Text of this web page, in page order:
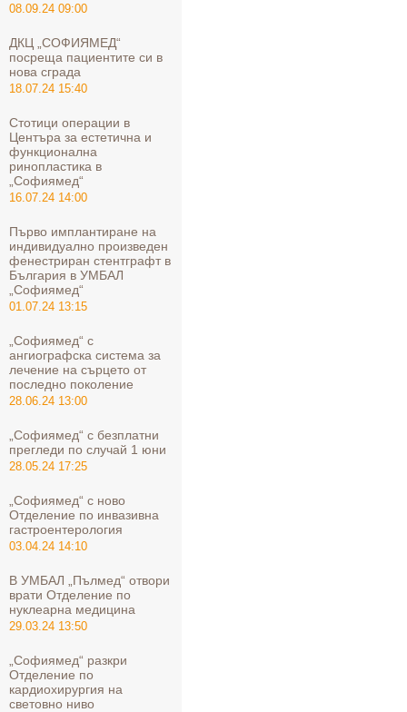
08.09.24 09:00
ДКЦ „СОФИЯМЕД“
посреща пациентите си в
нова сграда
18.07.24 15:40
Стотици операции в
Центъра за естетична и
функционална
ринопластика в
„Софиямед“
16.07.24 14:00
Първо имплантиране на
индивидуално произведен
фенестриран стентграфт в
България в УМБАЛ
„Софиямед“
01.07.24 13:15
„Софиямед“ с
ангиографска система за
лечение на сърцето от
последно поколение
28.06.24 13:00
„Софиямед“ с безплатни
прегледи по случай 1 юни
28.05.24 17:25
„Софиямед“ с ново
Отделение по инвазивна
гастроентерология
03.04.24 14:10
В УМБАЛ „Пълмед“ отвори
врати Отделение по
нуклеарна медицина
29.03.24 13:50
„Софиямед“ разкри
Отделение по
кардиохирургия на
световно ниво